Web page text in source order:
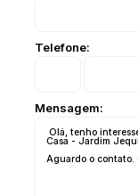
Telefone:
Mensagem: